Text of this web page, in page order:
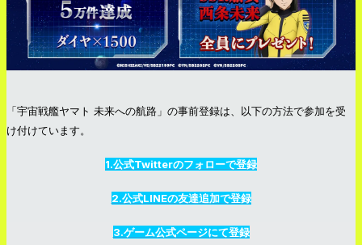
「宇宙戦艦ヤマト 未来への航路 」の事前登録は、以下の方法で参加を受
け付けています。
1.公式Twitterのフォローで登録
2.公式LINEの友達追加で登録
3.ゲーム公式ページにて登録